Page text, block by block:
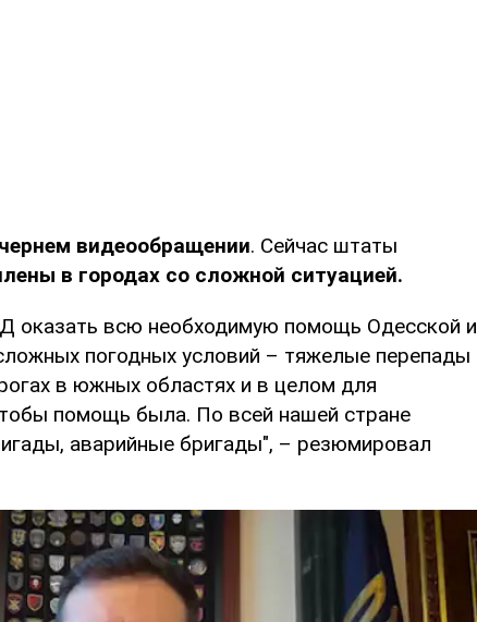
видеообращении. Сейчас штаты
в городах со сложной ситуацией.
оказать всю необходимую помощь Одесской и
погодных условий – тяжелые перепады
в южных областях и в целом для
помощь была. По всей нашей стране
аварийные бригады", – резюмировал